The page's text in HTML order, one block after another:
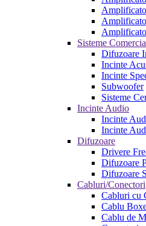
Sisteme
Difuzoare
Incinte
Incinte
Subwoofer
Sisteme
Incinte Audio
Incinte
Incinte
Difuzoare
Drivere
Difuzoare
Difuzoare
Cabluri/Conectori
Cabluri cu
Cablu
Cablu de